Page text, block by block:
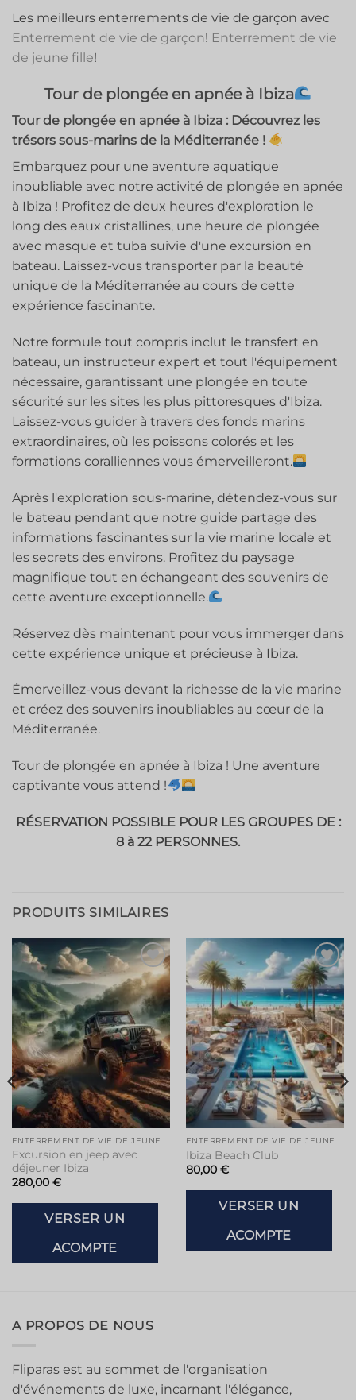
Les meilleurs enterrements de vie de garçon avec
Enterrement de vie de garçon! Enterrement de vie
de jeune fille!
Tour de plongée en apnée à Ibiza
Tour de plongée en apnée à Ibiza : Découvrez les
trésors sous-marins de la Méditerranée !
Embarquez pour une aventure aquatique
inoubliable avec notre activité de plongée en apnée
à Ibiza ! Profitez de deux heures d'exploration le
long des eaux cristallines, une heure de plongée
avec masque et tuba suivie d'une excursion en
bateau. Laissez-vous transporter par la beauté
unique de la Méditerranée au cours de cette
expérience fascinante.
Notre formule tout compris inclut le transfert en
bateau, un instructeur expert et tout l'équipement
nécessaire, garantissant une plongée en toute
sécurité sur les sites les plus pittoresques d'Ibiza.
Laissez-vous guider à travers des fonds marins
extraordinaires, où les poissons colorés et les
formations coralliennes vous émerveilleront.
Après l'exploration sous-marine, détendez-vous sur
le bateau pendant que notre guide partage des
informations fascinantes sur la vie marine locale et
les secrets des environs. Profitez du paysage
magnifique tout en échangeant des souvenirs de
cette aventure exceptionnelle.
Réservez dès maintenant pour vous immerger dans
cette expérience unique et précieuse à Ibiza.
Émerveillez-vous devant la richesse de la vie marine
et créez des souvenirs inoubliables au cœur de la
Méditerranée.
Tour de plongée en apnée à Ibiza ! Une aventure
captivante vous attend !
RÉSERVATION POSSIBLE POUR LES GROUPES DE :
8 à 22 PERSONNES.
PRODUITS SIMILAIRES
Ajouter
à la liste
de
souhaits
ENTERREMENT DE VIE DE JEUNE FILLE À IBIZA
Excursion en jeep avec
déjeuner Ibiza
280,00 €
VERSER UN
ACOMPTE
Ajouter
à la liste
de
souhaits
ENTERREMENT DE VIE DE JEUNE FILLE À IBIZA
Ibiza Beach Club
80,00 €
VERSER UN
ACOMPTE
A PROPOS DE NOUS
Fliparas est au sommet de l'organisation
d'événements de luxe, incarnant l'élégance,